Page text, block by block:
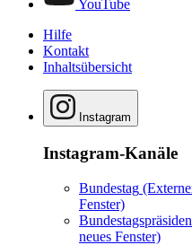
YouTube
Hilfe
Kontakt
Inhaltsübersicht
Instagram
Instagram-Kanäle
Bundestag
Fenster)
neues Fenster)